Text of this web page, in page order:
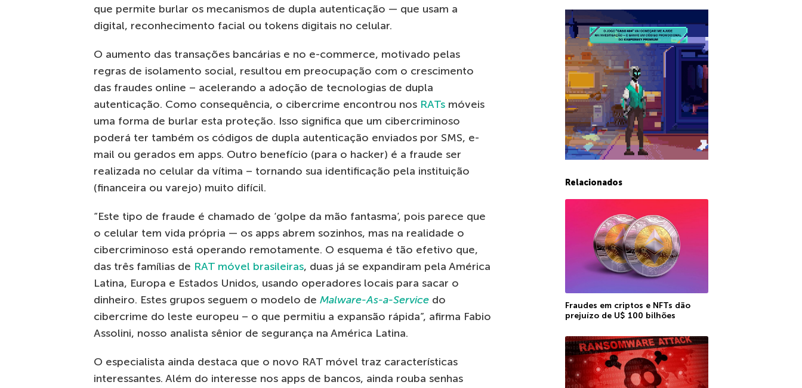
que permite burlar os mecanismos de dupla autenticação — que usam a
digital, reconhecimento facial ou tokens digitais no celular.
O aumento das transações bancárias e no e-commerce, motivado pelas
regras de isolamento social, resultou em preocupação com o crescimento
das fraudes online – acelerando a adoção de tecnologias de dupla
autenticação. Como consequência, o cibercrime encontrou nos RATs móveis
uma forma de burlar esta proteção. Isso significa que um cibercriminoso
poderá ter também os códigos de dupla autenticação enviados por SMS, e-
mail ou gerados em apps. Outro benefício (para o hacker) é a fraude ser
realizada no celular da vítima – tornando sua identificação pela instituição
(financeira ou varejo) muito difícil.
“Este tipo de fraude é chamado de ‘golpe da mão fantasma’, pois parece que
o celular tem vida própria — os apps abrem sozinhos, mas na realidade o
cibercriminoso está operando remotamente. O esquema é tão efetivo que,
das três famílias de RAT móvel brasileiras, duas já se expandiram pela América
Latina, Europa e Estados Unidos, usando operadores locais para sacar o
dinheiro. Estes grupos seguem o modelo de Malware-As-a-Service do
cibercrime do leste europeu – o que permitiu a expansão rápida”, afirma Fabio
Assolini, nosso analista sênior de segurança na América Latina.
O especialista ainda destaca que o novo RAT móvel traz características
interessantes. Além do interesse nos apps de bancos, ainda rouba senhas
Relacionados
Fraudes em criptos e NFTs dão
prejuízo de U$ 100 bilhões